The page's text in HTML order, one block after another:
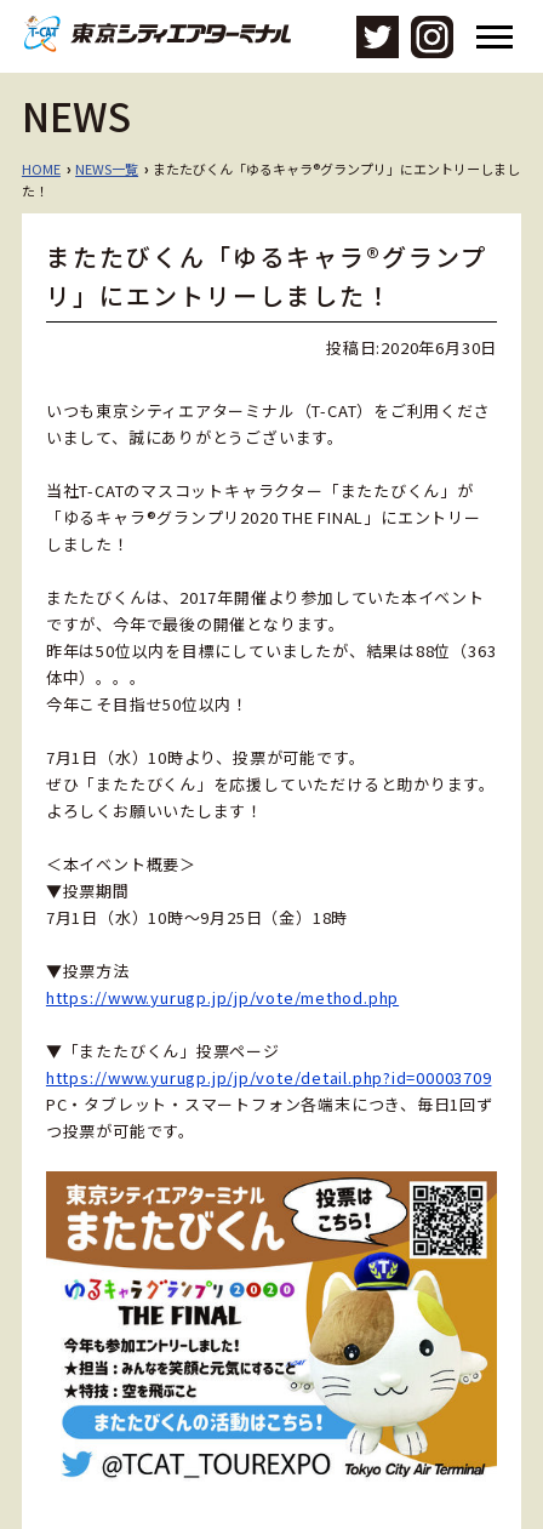
メ
く
NEWS
HOME › NEWS一覧 › またたびくん「ゆるキャラ®グランプリ」にエントリーしまし
た！
またたびくん「ゆるキャラ®グランプ
リ」にエントリーしました！
投稿日:2020年6月30日
いつも東京シティエアターミナル（T-CAT）をご利用くださ
いまして、誠にありがとうございます。
当社T-CATのマスコットキャラクター「またたびくん」が
「ゆるキャラ®グランプリ2020 THE FINAL」にエントリー
しました！
またたびくんは、2017年開催より参加していた本イベント
ですが、今年で最後の開催となります。
昨年は50位以内を目標にしていましたが、結果は88位（363
体中）。。。
今年こそ目指せ50位以内！
7月1日（水）10時より、投票が可能です。
ぜひ「またたびくん」を応援していただけると助かります。
よろしくお願いいたします！
＜本イベント概要＞
▼投票期間
7月1日（水）10時～9月25日（金）18時
▼投票方法
https://www.yurugp.jp/jp/vote/method.php
▼「またたびくん」投票ページ
https://www.yurugp.jp/jp/vote/detail.php?id=00003709
PC・タブレット・スマートフォン各端末につき、毎日1回ず
つ投票が可能です。